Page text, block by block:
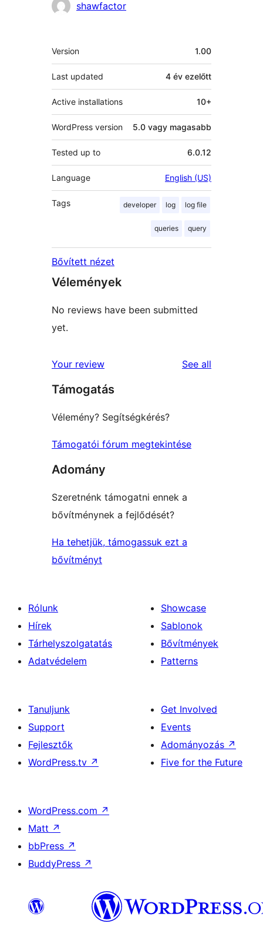
Közreműködők
shawfactor
Meta
Version 1.00
Last updated 4 év ezelőtt
Active installations 10+
WordPress version 5.0 vagy magasabb
Tested up to 6.0.12
Language English (US)
Tags developer log log file
queries query
Bővített nézet
Vélemények
No reviews have been submitted
yet.
Your review See all
Támogatás
Vélemény? Segítségkérés?
Támogatói fórum megtekintése
Adomány
Szeretnénk támogatni ennek a
bővítménynek a fejlődését?
Ha tehetjük, támogassuk ezt a
bővítményt
Rólunk
Hírek
Tárhelyszolgatatás
Adatvédelem
Showcase
Sablonok
Bővítmények
Patterns
Tanuljunk
Support
Fejlesztők
WordPress.tv ↗
Get Involved
Events
Adományozás ↗
Five for the Future
WordPress.com ↗
Matt ↗
bbPress ↗
BuddyPress ↗